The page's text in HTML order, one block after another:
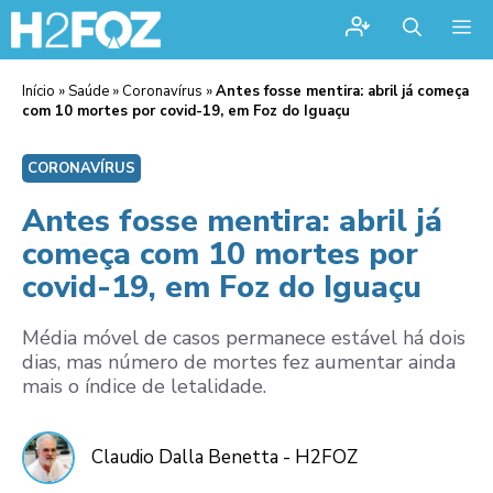
Início »Saúde » Coronavírus »Antes fosse mentira: abril já começa
com 10 mortes por covid-19, em Foz do Iguaçu
CORONAVÍRUS
Antes fosse mentira: abril já
começa com 10 mortes por
covid-19, em Foz do Iguaçu
Média móvel de casos permanece estável há dois
dias, mas número de mortes fez aumentar ainda
mais o índice de letalidade.
Claudio Dalla Benetta - H2FOZ